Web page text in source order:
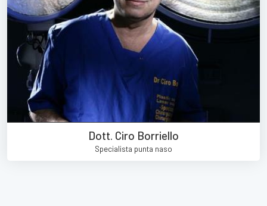
Dott. Ciro Borriello
Specialista punta naso